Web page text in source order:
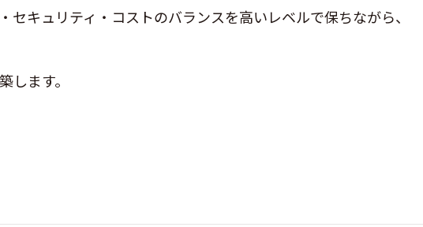
キュリティ・コストのバランスを高いレベルで保ちながら、
ます。